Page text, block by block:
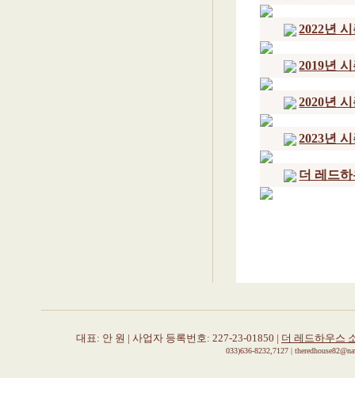
2022년
2019년
2020년
2023년
더 레드
대표: 안 원 | 사업자 등록번호: 227-23-01850 | 더 레드하우스
033)636-8232,7127 |